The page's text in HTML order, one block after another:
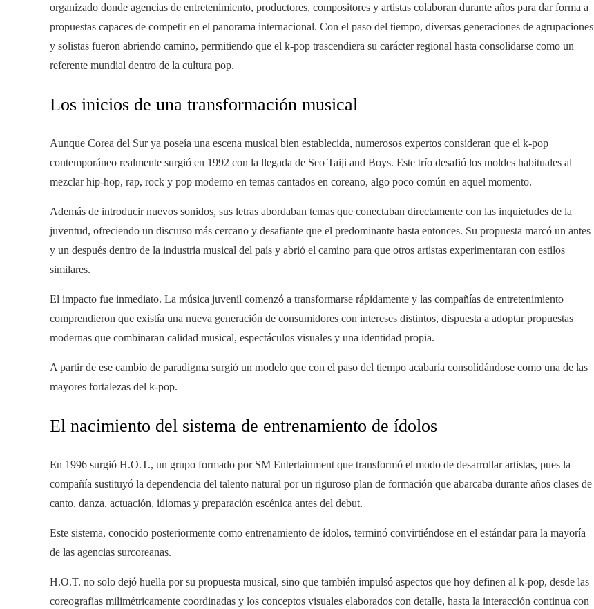
organizado donde agencias de entretenimiento, productores, compositores y artistas colaboran durante años para dar forma a
propuestas capaces de competir en el panorama internacional. Con el paso del tiempo, diversas generaciones de agrupaciones
y solistas fueron abriendo camino, permitiendo que el k-pop trascendiera su carácter regional hasta consolidarse como un
referente mundial dentro de la cultura pop.
Los inicios de una transformación musical
Aunque Corea del Sur ya poseía una escena musical bien establecida, numerosos expertos consideran que el k-pop
contemporáneo realmente surgió en 1992 con la llegada de Seo Taiji and Boys. Este trío desafió los moldes habituales al
mezclar hip-hop, rap, rock y pop moderno en temas cantados en coreano, algo poco común en aquel momento.
Además de introducir nuevos sonidos, sus letras abordaban temas que conectaban directamente con las inquietudes de la
juventud, ofreciendo un discurso más cercano y desafiante que el predominante hasta entonces. Su propuesta marcó un antes
y un después dentro de la industria musical del país y abrió el camino para que otros artistas experimentaran con estilos
similares.
El impacto fue inmediato. La música juvenil comenzó a transformarse rápidamente y las compañías de entretenimiento
comprendieron que existía una nueva generación de consumidores con intereses distintos, dispuesta a adoptar propuestas
modernas que combinaran calidad musical, espectáculos visuales y una identidad propia.
A partir de ese cambio de paradigma surgió un modelo que con el paso del tiempo acabaría consolidándose como una de las
mayores fortalezas del k-pop.
El nacimiento del sistema de entrenamiento de ídolos
En 1996 surgió H.O.T., un grupo formado por SM Entertainment que transformó el modo de desarrollar artistas, pues la
compañía sustituyó la dependencia del talento natural por un riguroso plan de formación que abarcaba durante años clases de
canto, danza, actuación, idiomas y preparación escénica antes del debut.
Este sistema, conocido posteriormente como entrenamiento de ídolos, terminó convirtiéndose en el estándar para la mayoría
de las agencias surcoreanas.
H.O.T. no solo dejó huella por su propuesta musical, sino que también impulsó aspectos que hoy definen al k-pop, desde las
coreografías milimétricamente coordinadas y los conceptos visuales elaborados con detalle, hasta la interacción continua con